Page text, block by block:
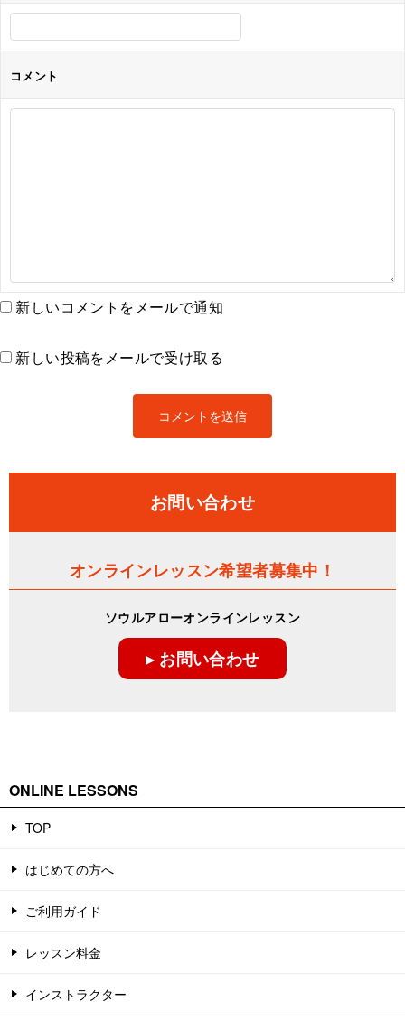
コメント
新しいコメントをメールで通知
新しい投稿をメールで受け取る
お問い合わせ
オンラインレッスン希望者募集中！
ソウルアローオンラインレッスン
▸ お問い合わせ
ONLINE LESSONS
TOP
はじめての方へ
ご利用ガイド
レッスン料金
インストラクター